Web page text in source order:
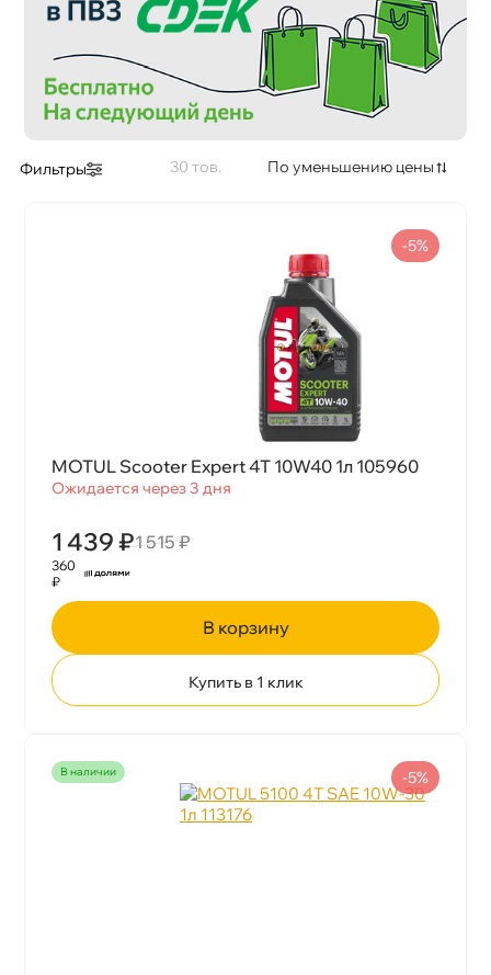
Тип масла
Объем
Применение
Фильтры 30 По уменьшению цены
MOTUL Scooter Expert 4T 10W40 1л 105960
Ожидается через 3 дня
1 439 ₽1 515 ₽
-5%
360
₽
корзину
Купить в 1 клик
наличии -5%